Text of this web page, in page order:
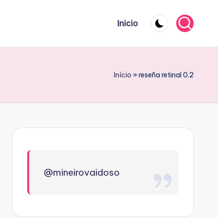
Inicio
Início »reseña retinal 0.2
@mineirovaidoso